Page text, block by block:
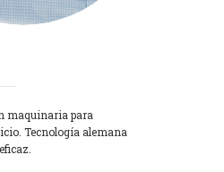
maquinaria para
Tecnología alemana